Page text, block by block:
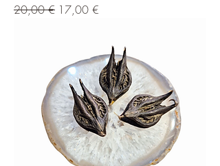
Prix original
20,00 € Prix promotionnel
17,00 €